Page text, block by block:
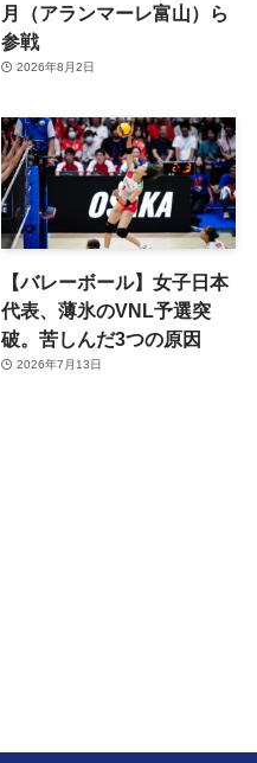
月（アランマーレ富山）ら
参戦
2026年8月2日
【バレーボール】女子日本
代表、薄氷のVNL予選突
破。苦しんだ3つの原因
2026年7月13日